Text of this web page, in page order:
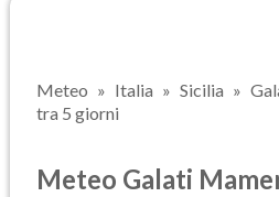
Meteo Italia Sicilia
tra 5 giorni
Meteo Galati